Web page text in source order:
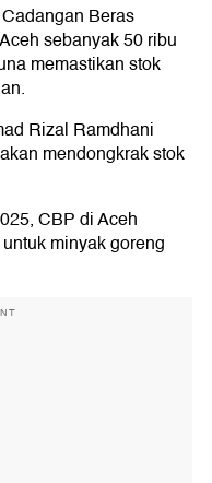
Beras
sebanyak 50 ribu
memastikan stok
Rizal Ramdhani
mendongkrak stok
CBP di Aceh
minyak goreng